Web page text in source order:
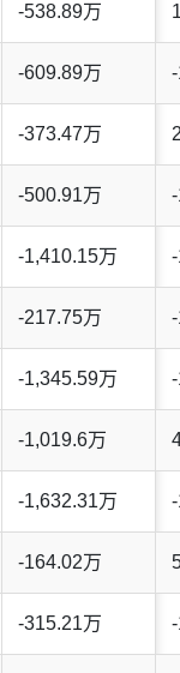
-538.89万
-609.89万
-373.47万
-500.91万
-1,410.15万
-217.75万
-1,345.59万
-1,019.6万
-1,632.31万
-164.02万
-315.21万